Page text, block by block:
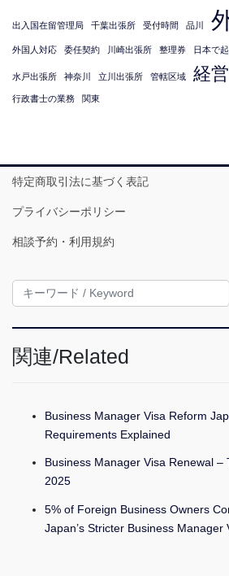
出入国在留管理局 千葉出張所 受付時間 品川
外国人対応 委任契約 川崎出張所 整理券 日本で
水戸出張所 神奈川 立川出張所 管轄区域 経
行政書士の業務 関東
特定商取引法に基づく表記
プライバシーポリシー
相談予約・利用規約
関連/Related
Business Manager Visa Reform
Requirements Explained
Business Manager Visa Renewal –
2025
5% of Foreign Business Owners
Japan’s Stricter Business Manager